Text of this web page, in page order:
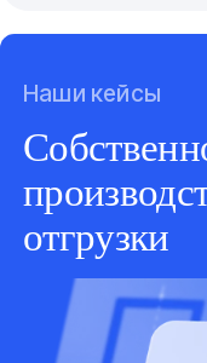
Наши кейсы
отгрузки